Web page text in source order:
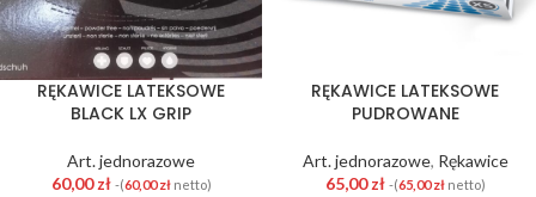
RĘKAWICE LATEKSOWE
BLACK LX GRIP
Art. jednorazowe
60,00zł -(60,00złnetto)
RĘKAWICE LATEKSOWE
PUDROWANE
Art. jednorazowe, Rękawice
65,00zł -(65,00złnetto)